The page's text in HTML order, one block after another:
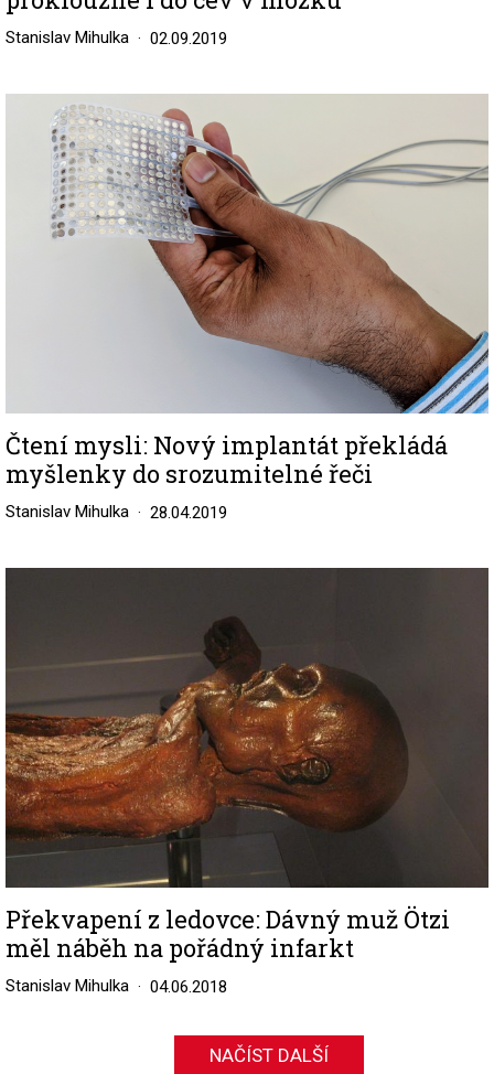
Stanislav Mihulka 02.09.2019
Image
Čtení mysli: Nový implantát překládá
myšlenky do srozumitelné řeči
Stanislav Mihulka 28.04.2019
Překvapení z ledovce: Dávný muž Ötzi
měl náběh na pořádný infarkt
Stanislav Mihulka 04.06.2018
NAČÍST DALŠÍ